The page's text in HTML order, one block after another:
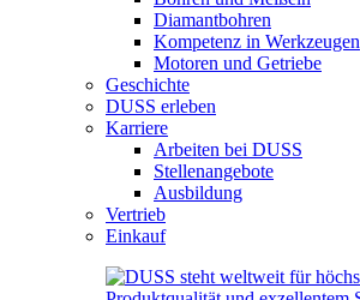
Diamantbohren
Kompetenz in Werkzeugen
Motoren und Getriebe
Geschichte
DUSS erleben
Karriere
Arbeiten bei DUSS
Stellenangebote
Ausbildung
Vertrieb
Einkauf